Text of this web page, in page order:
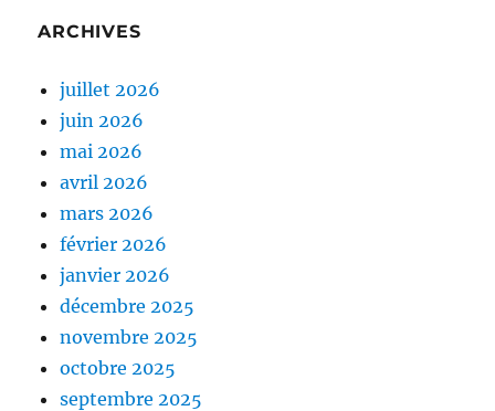
ARCHIVES
juillet 2026
juin 2026
mai 2026
avril 2026
mars 2026
février 2026
janvier 2026
décembre 2025
novembre 2025
octobre 2025
septembre 2025